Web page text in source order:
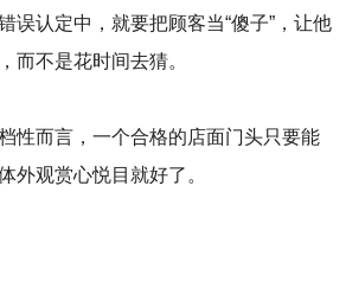
误认定中，就要把顾客当“傻子”，让他
而不是花时间去猜。
性而言，一个合格的店面门头只要能
外观赏心悦目就好了。